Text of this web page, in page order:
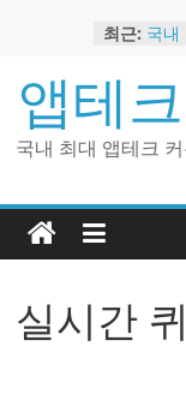
content
최근: 국내
트
금
해외
앱테
국내 최대 앱테크
실시간